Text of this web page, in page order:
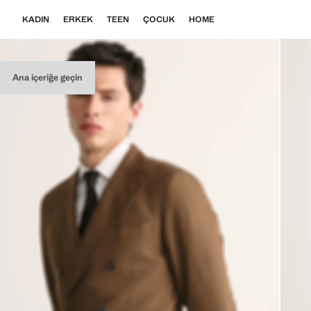
Ana içeriğe geçin
KADIN ERKEK TEEN ÇOCUK HOME